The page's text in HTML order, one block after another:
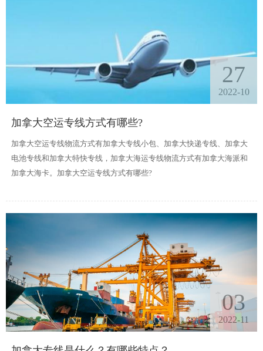
27
2022-10
加拿大空运专线方式有哪些?
加拿大空运专线物流方式有加拿大专线小包、加拿大快递专线、加拿大
电池专线和加拿大特快专线，加拿大海运专线物流方式有加拿大海派和
加拿大海卡。加拿大空运专线方式有哪些?
03
2022-11